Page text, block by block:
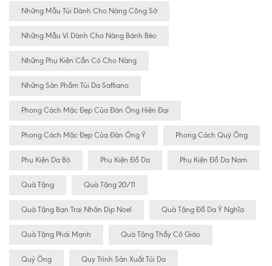
Những Mẫu Túi Dành Cho Nàng Công Sở
Những Mẫu Ví Dành Cho Nàng Bánh Bèo
Những Phụ Kiện Cần Có Cho Nàng
Những Sản Phẩm Túi Da Saffiano
Phong Cách Mặc Đẹp Của Đàn Ông Hiện Đại
Phong Cách Mặc Đẹp Của Đàn Ông Ý Phong Cách Quý Ông
Phụ Kiện Da Bò Phụ Kiện Đồ Da Phụ Kiện Đồ Da Nam
Quà Tặng Quà Tặng 20/11
Quà Tặng Bạn Trai Nhân Dịp Noel Quà Tặng Đồ Da Ý Nghĩa
Quà Tặng Phái Mạnh Quà Tặng Thầy Cô Giáo
Quý Ông Quy Trình Sản Xuất Túi Da